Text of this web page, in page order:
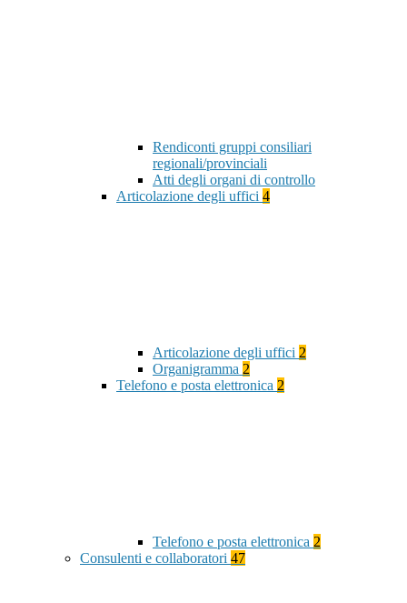
Rendiconti gruppi consiliari
regionali/provinciali
Atti degli organi di controllo
Articolazione degli uffici 4
Articolazione degli uffici 2
Organigramma 2
Telefono e posta elettronica 2
Telefono e posta elettronica 2
Consulenti e collaboratori 47